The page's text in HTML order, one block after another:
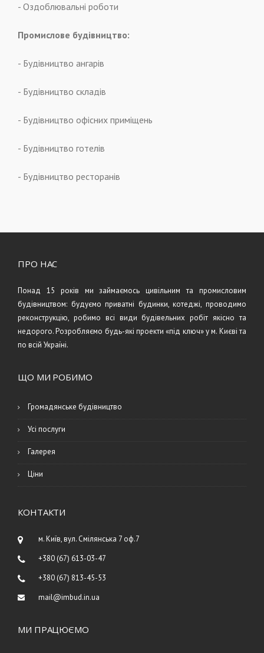
- Оздоблювальні роботи
Промислове будівництво:
- Будівництво ангарів
- Будівництво складів
- Будівництво офісних приміщень
- Будівництво готелів
- Будівництво ресторанів
ПРО НАС
Понад 15 років ми займаємось цивільним та промисловим
будівництвом: будуємо приватні будинки, котеджі, проводимо
реконструкцію, робимо всі види будівельних робіт якісно та
недорого. Розробляємо будь-які проекти «під ключ» у м. Києві та
по всій Україні.
ЩО МИ РОБИМО
Громадянське будівництво
Усі послуги
Галерея
Ціни
КОНТАКТИ
м. Київ, вул. Смілянська 7 оф.7
+380 (67) 613-03-47
+380 (67) 813-45-53
mail@imbud.in.ua
МИ ПРАЦЮЄМО